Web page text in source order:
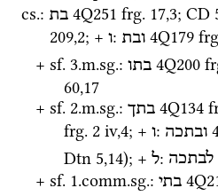
cs.: בת 4Q251 frg. 17,3; CD
209,2; + ו: ובת 4Q179
+ sf. 3.m.sg.: בתו 4Q200
60,17
+ sf. 2.m.sg.: בתך 4Q134
frg. 2 iv,4; + ו: ובתכה
Dtn 5,14); + ל: לבתכה
+ sf. 1.comm.sg.: בתי